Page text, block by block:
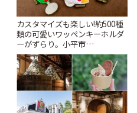
カスタマイズも楽しい!約500種
類の可愛いワッペンキーホルダ
ーがずらり。小平市
「Kimamaya T&K」 | ことりっ
ぷ